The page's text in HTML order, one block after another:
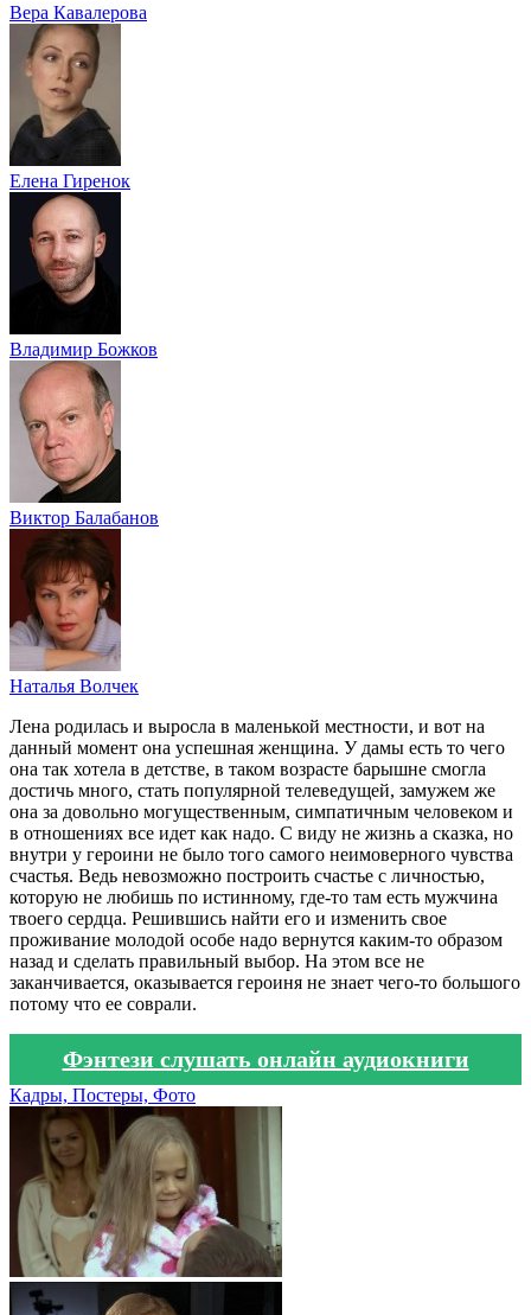
Вера Кавалерова
Елена Гиренок
Владимир Божков
Виктор Балабанов
Наталья Волчек
Лена родилась и выросла в маленькой местности, и вот на
данный момент она успешная женщина. У дамы есть то чего
она так хотела в детстве, в таком возрасте барышне смогла
достичь много, стать популярной телеведущей, замужем же
она за довольно могущественным, симпатичным человеком и
в отношениях все идет как надо. С виду не жизнь а сказка, но
внутри у героини не было того самого неимоверного чувства
счастья. Ведь невозможно построить счастье с личностью,
которую не любишь по истинному, где-то там есть мужчина
твоего сердца. Решившись найти его и изменить свое
проживание молодой особе надо вернутся каким-то образом
назад и сделать правильный выбор. На этом все не
заканчивается, оказывается героиня не знает чего-то большого
потому что ее соврали.
Фэнтези слушать онлайн аудиокниги
Кадры, Постеры, Фото